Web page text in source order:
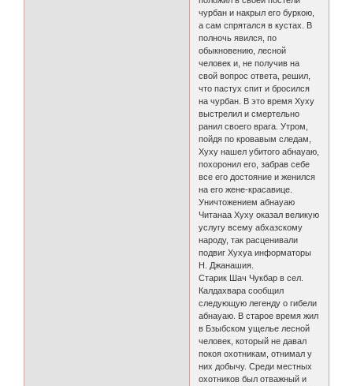
чурбан и накрыл его буркою,
а сам спрятался в кустах. В
полночь явился, по
обыкновению, лесной
человек и, не получив на
свой вопрос ответа, решил,
что пастух спит и бросился
на чурбан. В это время Хуху
выстрелил и смертельно
ранил своего врага. Утром,
пойдя по кровавым следам,
Хуху нашел убитого абнауаю,
похоронил его, забрав себе
все его достояние и женился
на его жене-красавице.
Уничтожением абнауаю
Читанаа Хуху оказал великую
услугу всему абхазскому
народу, так расценивали
подвиг Хухуа информаторы
Н. Джанашия.
Старик Шач Чукбар в сел.
Калдахвара сообщил
следующую легенду о гибели
абнауаю. В старое время жил
в Бзыбском ущелье лесной
человек, который не давал
покоя охотникам, отнимал у
них добычу. Среди местных
охотников был отважный и